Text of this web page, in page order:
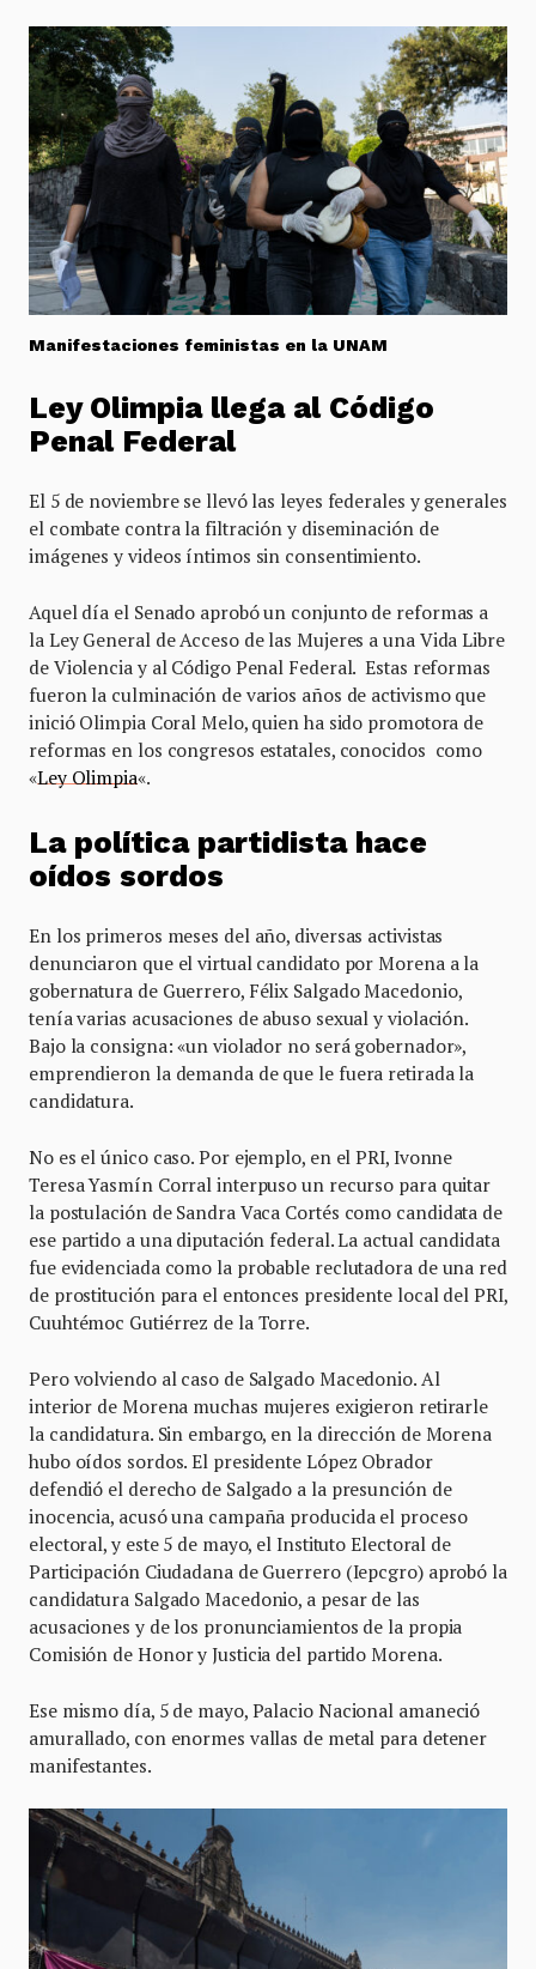
Manifestaciones feministas en la UNAM
Ley Olimpia llega al Código
Penal Federal
El 5 de noviembre se llevó las leyes federales y generales
el combate contra la filtración y diseminación de
imágenes y videos íntimos sin consentimiento.
Aquel día el Senado aprobó un conjunto de reformas a
la Ley General de Acceso de las Mujeres a una Vida Libre
de Violencia y al Código Penal Federal. Estas reformas
fueron la culminación de varios años de activismo que
inició Olimpia Coral Melo, quien ha sido promotora de
reformas en los congresos estatales, conocidos como
«Ley Olimpia«.
La política partidista hace
oídos sordos
En los primeros meses del año, diversas activistas
denunciaron que el virtual candidato por Morena a la
gobernatura de Guerrero, Félix Salgado Macedonio,
tenía varias acusaciones de abuso sexual y violación.
Bajo la consigna: «un violador no será gobernador»,
emprendieron la demanda de que le fuera retirada la
candidatura.
No es el único caso. Por ejemplo, en el PRI, Ivonne
Teresa Yasmín Corral interpuso un recurso para quitar
la postulación de Sandra Vaca Cortés como candidata de
ese partido a una diputación federal. La actual candidata
fue evidenciada como la probable reclutadora de una red
de prostitución para el entonces presidente local del PRI,
Cuuhtémoc Gutiérrez de la Torre.
Pero volviendo al caso de Salgado Macedonio. Al
interior de Morena muchas mujeres exigieron retirarle
la candidatura. Sin embargo, en la dirección de Morena
hubo oídos sordos. El presidente López Obrador
defendió el derecho de Salgado a la presunción de
inocencia, acusó una campaña producida el proceso
electoral, y este 5 de mayo, el Instituto Electoral de
Participación Ciudadana de Guerrero (Iepcgro) aprobó la
candidatura Salgado Macedonio, a pesar de las
acusaciones y de los pronunciamientos de la propia
Comisión de Honor y Justicia del partido Morena.
Ese mismo día, 5 de mayo, Palacio Nacional amaneció
amurallado, con enormes vallas de metal para detener
manifestantes.